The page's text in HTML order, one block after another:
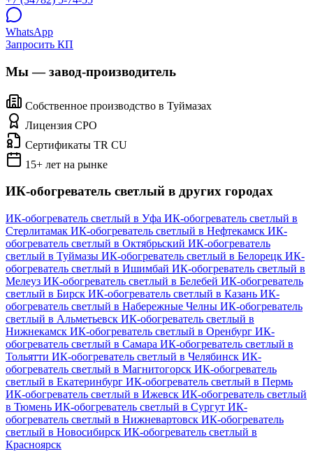
WhatsApp
Запросить КП
Мы — завод-производитель
Собственное производство в Туймазах
Лицензия СРО
Сертификаты TR CU
15+ лет на рынке
ИК-обогреватель светлый в других городах
ИК-обогреватель светлый в Уфа ИК-обогреватель светлый в
Стерлитамак ИК-обогреватель светлый в Нефтекамск ИК-
обогреватель светлый в Октябрьский ИК-обогреватель
светлый в Туймазы ИК-обогреватель светлый в Белорецк ИК-
обогреватель светлый в Ишимбай ИК-обогреватель светлый в
Мелеуз ИК-обогреватель светлый в Белебей ИК-обогреватель
светлый в Бирск ИК-обогреватель светлый в Казань ИК-
обогреватель светлый в Набережные Челны ИК-обогреватель
светлый в Альметьевск ИК-обогреватель светлый в
Нижнекамск ИК-обогреватель светлый в Оренбург ИК-
обогреватель светлый в Самара ИК-обогреватель светлый в
Тольятти ИК-обогреватель светлый в Челябинск ИК-
обогреватель светлый в Магнитогорск ИК-обогреватель
светлый в Екатеринбург ИК-обогреватель светлый в Пермь
ИК-обогреватель светлый в Ижевск ИК-обогреватель светлый
в Тюмень ИК-обогреватель светлый в Сургут ИК-
обогреватель светлый в Нижневартовск ИК-обогреватель
светлый в Новосибирск ИК-обогреватель светлый в
Красноярск